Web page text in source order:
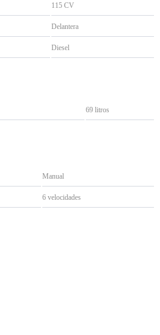
115 CV
Delantera
Diesel
69 litros
Manual
6 velocidades